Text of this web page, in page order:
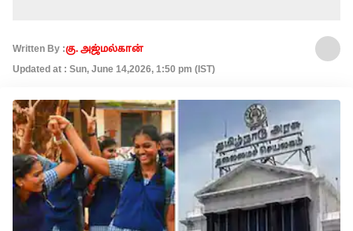
Written By :கு. அஜ்மல்கான்
Updated at : Sun, June 14,2026, 1:50 pm (IST)